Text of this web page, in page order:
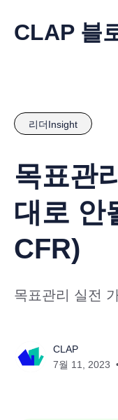
CLAP 블
리더Insight
목표관
대로 안
CFR)
목표관리 실전
CLAP
7월 11, 2023